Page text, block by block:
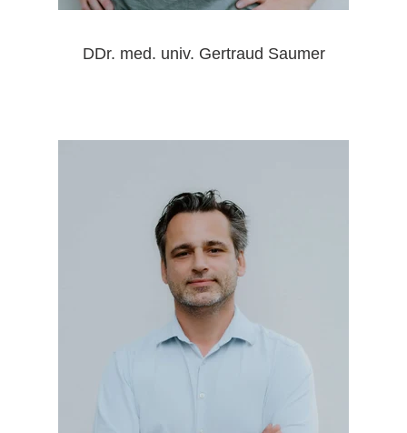
DDr. med. univ. Gertraud Saumer